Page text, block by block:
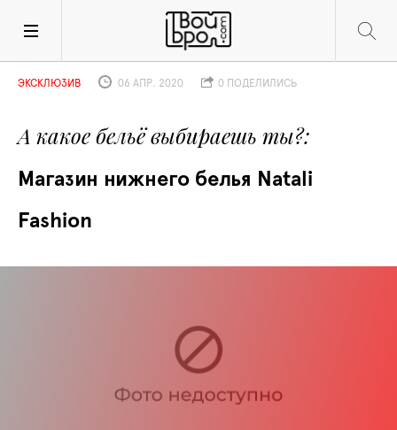
А какое бельё выбираешь ты?
Магазин нижнего белья Natali
Fashion
ЭКСКЛЮЗИВ 06 АПР. 2020 0 ПОДЕЛИЛИСЬ